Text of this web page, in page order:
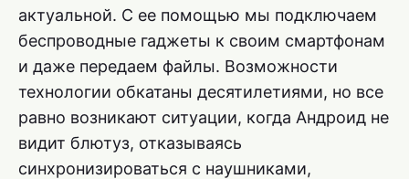
актуальной. С ее помощью мы подключаем
беспроводные гаджеты к своим смартфонам
и даже передаем файлы. Возможности
технологии обкатаны десятилетиями, но все
равно возникают ситуации, когда Андроид не
видит блютуз, отказываясь
синхронизироваться с наушниками,